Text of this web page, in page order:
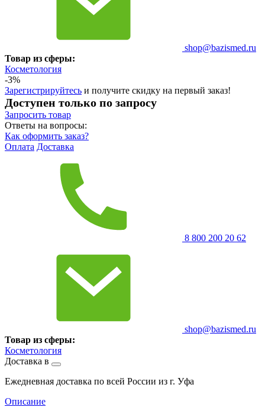
shop@bazismed.ru
Товар из сферы:
Косметология
-3%
Зарегистрируйтесь и получите скидку на первый заказ!
Доступен только по запросу
Запросить товар
Ответы на вопросы:
Как оформить заказ?
Оплата Доставка
8 800 200 20 62
shop@bazismed.ru
Товар из сферы:
Косметология
Доставка в
Ежедневная доставка по всей России из г. Уфа
Описание